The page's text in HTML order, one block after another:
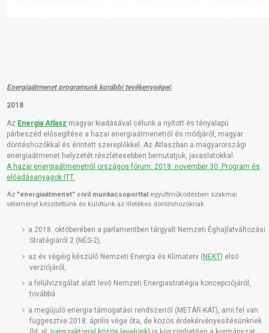
Energiaátmenet programunk korábbi tevékenységei:
2018
Az Energia Atlasz magyar kiadásával célunk a nyitott és tényalapú
párbeszéd elősegítése a hazai energiaátmenetről és módjáról, magyar
döntéshozókkal és érintett szereplőkkel. Az Atlaszban a magyarországi
energiaátmenet helyzetét részletesebben bemutatjuk, javaslatokkal.
A hazai energiaátmenetről országos fórum: 2018. november 30. Program és
előadásanyagok ITT.
Az "energiaátmenet” civil munkacsoporttal együttműködésben szakmai
véleményt készítettünk és küldtünk az illetékes döntéshozóknak
a 2018. októberében a parlamentben tárgyalt Nemzeti Éghajlatváltozási
Stratégiáról 2 (NÉS-2),
az év végéig készülő Nemzeti Energia és Klímaterv (NEKT) első
verziójáról,
a felülvizsgálat alatt levő Nemzeti Energiastratégia koncepciójáról,
továbbá
a megújuló energia támogatási rendszerről (METÁR-KÁT), ami fel van
függesztve 2018. április vége óta, de közös érdekérvényesítésünknek